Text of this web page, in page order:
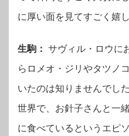
に厚い面を見てすごく嬉
生駒： サヴィル・ロウに
らロメオ・ジリやタツノ
いたのは知りませんでし
世界で、お針子さんと一
に食べているというエピ